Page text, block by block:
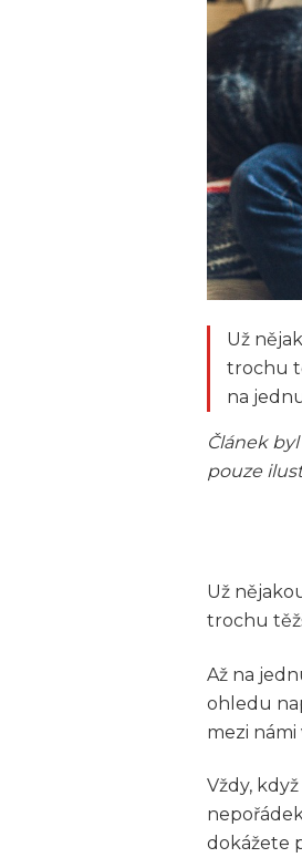
Už
trochu
na
Článek
pouze
Už
trochu
Až na
ohledu
mezi
Vždy,
dokážete